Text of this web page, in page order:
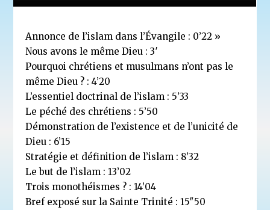
Annonce de l’islam dans l’Évangile : 0’22 »
Nous avons le même Dieu : 3′
Pourquoi chrétiens et musulmans n’ont pas le
même Dieu ? : 4’20
L’essentiel doctrinal de l’islam : 5’33
Le péché des chrétiens : 5’50
Démonstration de l’existence et de l’unicité de
Dieu : 6’15
Stratégie et définition de l’islam : 8’32
Le but de l’islam : 13’02
Trois monothéismes ? : 14’04
Bref exposé sur la Sainte Trinité : 15″50